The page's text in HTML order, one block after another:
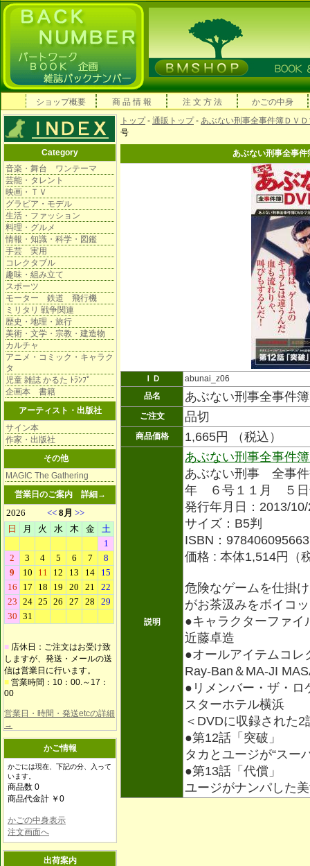
ショップ概要 商 品 情 報 注 文 方 法 かごの中身
Category
音楽・舞台 ワンテーマ
芸能・タレント
映画・ＴＶ
グラビア・モデル
生活・ファッション
料理・グルメ
情報・知識・科学・図鑑
手芸 実用
コレクタブル
趣味・組み立て
スポーツ
モーター 鉄道 飛行機
ミリタリ 戦争関連
歴史・地理・旅行
美術・文学・宗教・建造物
カルチャ
アニメ・コミック・キャラク
タ
児童 雑誌 かるた ﾄﾗﾝﾌﾟ
企画本 書籍
アーティスト・出版社
サイン本
作家・出版社
その他
MAGIC The Gathering
営業日のご案内 詳細→
■ 店休日：ご注文はお受け致
しますが、発送・メールの送
信は営業日に行います。
■ 営業時間：10：00.～17：
00
営業日・時間・発送etcの詳細
→
かご情報
かごには現在、下記の分、入って
います。
商品数 0
商品代金計 ￥0
かごの中身表示
注文画面へ
出荷案内
トップ- 通販トップ- あぶない刑事全事件簿ＤＶ
号
あぶない刑事全事
ＩＤ
abunai_z06
品名
あぶない刑事全事件
ご注文 品切
商品価格 1,665円 （税込）
説明
あぶない刑事全事件
あぶない刑事 全事
年 ６号１１月 ５日
発行年月日：2013/
サイズ：B5判
ISBN：
価格 : 本体1,514円（
危険なゲームを仕掛
がお茶汲みをボイコ
●キャラクターファイ
近藤卓造
●オールアイテムコレ
Ray-Ban＆MA-JI
●リメンバー・ザ・ロ
スターホテル横浜
＜DVDに収録された
●第12話「突破」
タカとユージが“スー
●第13話「代償」
ユージがナンパした